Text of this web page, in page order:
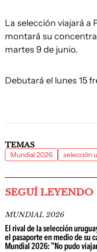
La selección viajará a
montará su
martes 9 de junio.
Debutará el lunes 15
TEMAS
Mundial 2026 selección
SEGUÍ LEYENDO
MUNDIAL 2026
El rival de la selección
el pasaporte en medio de su
Mundial 2026: "No pudo